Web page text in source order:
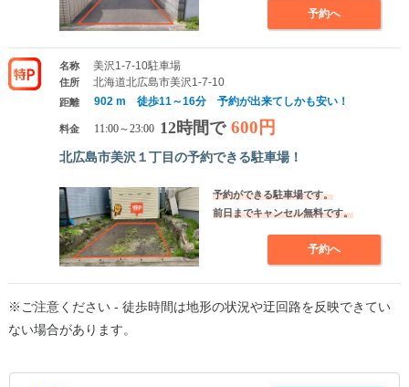
予約へ
名称 美沢1-7-10駐車場
住所 北海道北広島市美沢1-7-10
距離 902 m 徒歩11～16分 予約が出来てしかも安い！
料金 11:00～23:00 12時間で 600円
北広島市美沢１丁目の予約できる駐車場！
予約ができる駐車場です。
前日までキャンセル無料です。
予約へ
※ご注意ください - 徒歩時間は地形の状況や迂回路を反映できてい
ない場合があります。